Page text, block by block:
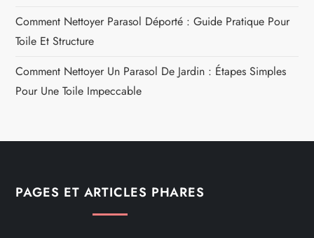
Comment Nettoyer Parasol Déporté : Guide Pratique Pour
Toile Et Structure
Comment Nettoyer Un Parasol De Jardin : Étapes Simples
Pour Une Toile Impeccable
PAGES ET ARTICLES PHARES